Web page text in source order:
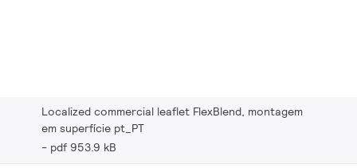
forma, preparada para o
posterior. Uma
Localized commercial leaflet FlexBlend, montagem
em superfície pt_PT
pdf 953.9 kB